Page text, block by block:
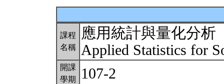
課程
名稱
應用統計與量化分析
Applied Statistics for
開課
學期
107-2